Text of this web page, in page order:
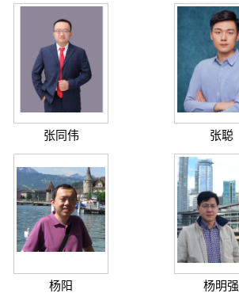
张同伟 张聪
杨阳 杨明强